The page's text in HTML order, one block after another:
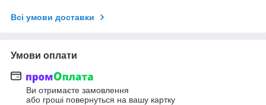
Всі умови доставки
Умови оплати
Ви отримаєте замовлення
або гроші повернуться на вашу картку